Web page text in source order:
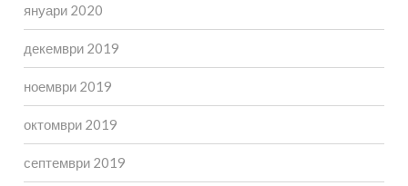
януари 2020
декември 2019
ноември 2019
октомври 2019
септември 2019